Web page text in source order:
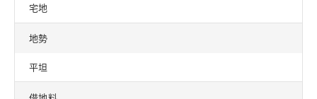
宅地
地勢
平坦